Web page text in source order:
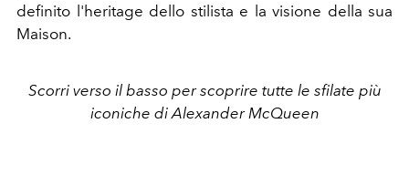
definito l'heritage dello stilista e la visione della sua
Maison.
Scorri verso il basso per scoprire tutte le sfilate più
iconiche di Alexander McQueen